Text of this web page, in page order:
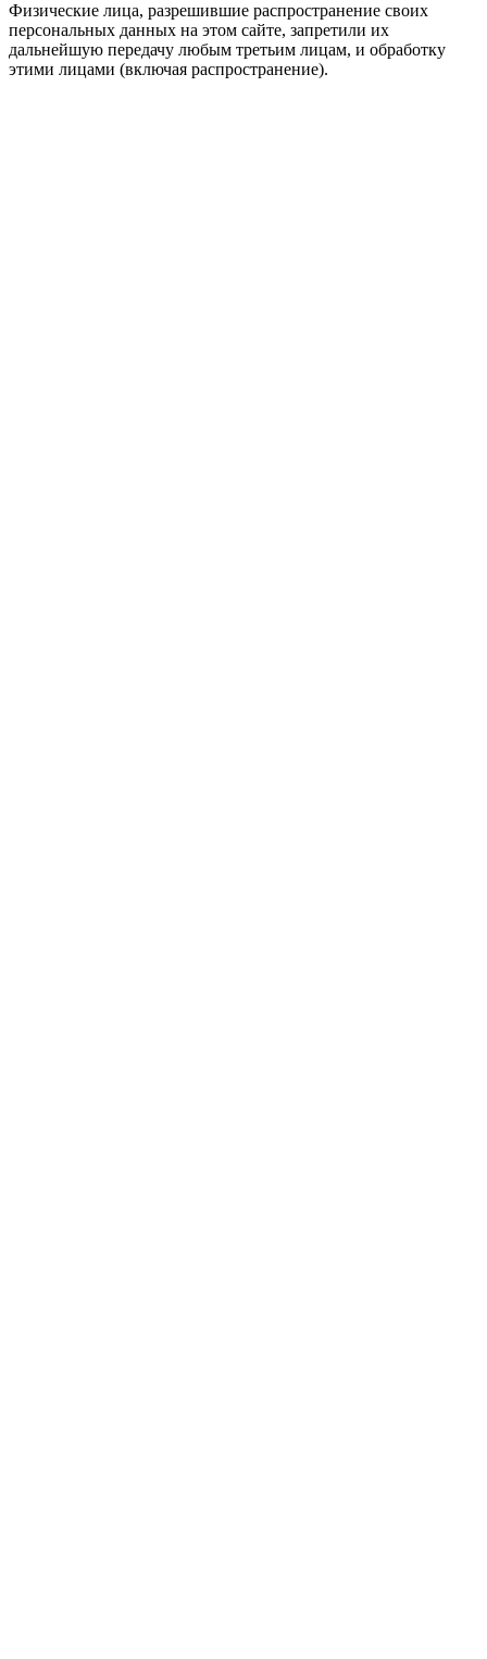
Физические лица, разрешившие распространение своих
персональных данных на этом сайте, запретили их
дальнейшую передачу любым третьим лицам, и обработку
этими лицами (включая распространение).